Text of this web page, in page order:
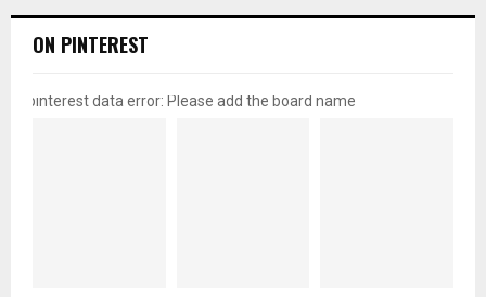
ON PINTEREST
pinterest data error: Please add the board name